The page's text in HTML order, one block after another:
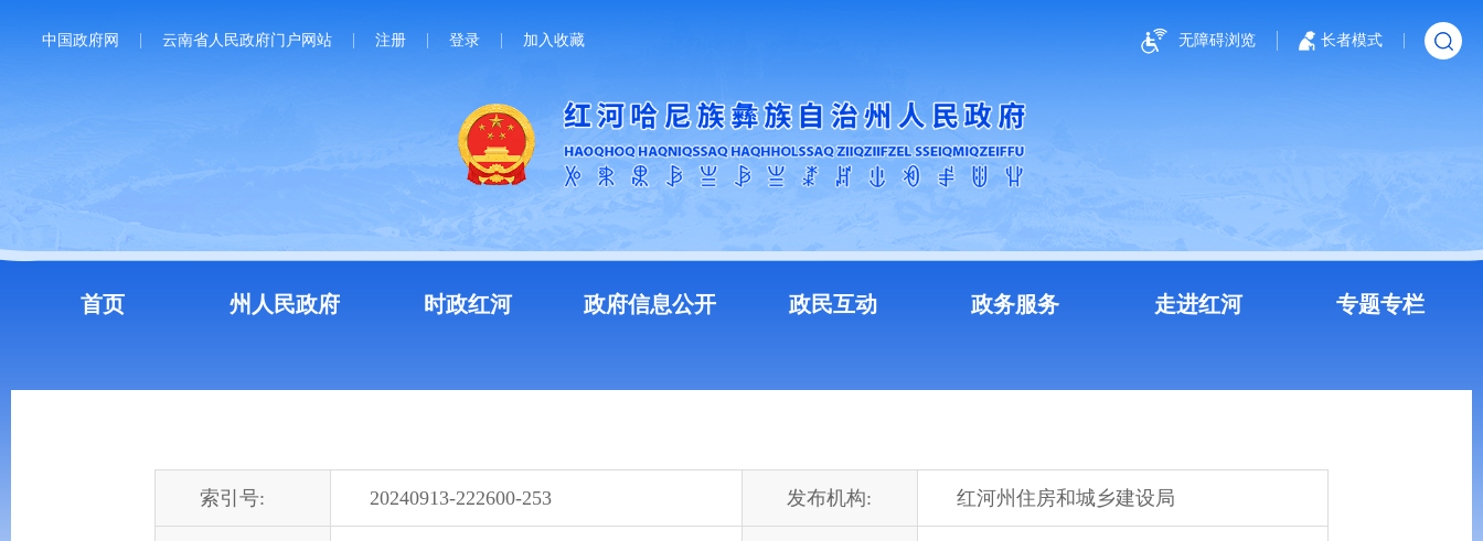
中国政府网 云南省人民政府门户网站 注册 登录 加入收藏 无障碍浏览 长者模式
首页 州人民政府 时政红河 政府信息公开 政民互动 政务服务 走进红河 专题专栏
索引号: 20240913-222600-253 发布机构: 红河州住房和城乡建设局